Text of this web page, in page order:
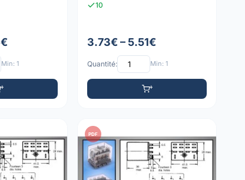
Min: 1
10
3.73€ – 5.51€
Quantité: Min: 1
PDF